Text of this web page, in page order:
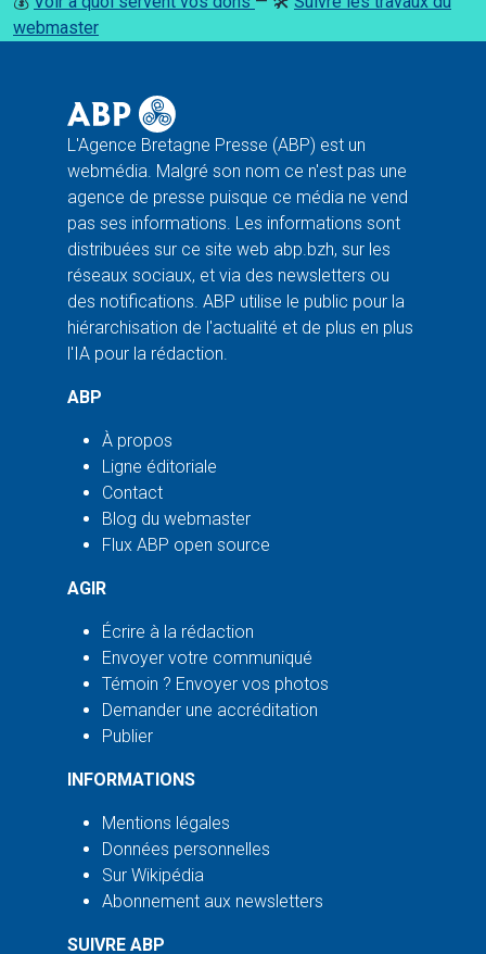
webmaster
L'Agence Bretagne Presse (ABP) est un
webmédia. Malgré son nom ce n'est pas une
agence de presse puisque ce média ne vend
pas ses informations. Les informations sont
distribuées sur ce site web abp.bzh, sur les
réseaux sociaux, et via des newsletters ou
des notifications. ABP utilise le public pour la
hiérarchisation de l'actualité et de plus en plus
l'IA pour la rédaction.
ABP
À propos
Ligne éditoriale
Contact
Blog du webmaster
Flux ABP open source
AGIR
Écrire à la rédaction
Envoyer votre communiqué
Témoin ? Envoyer vos photos
Demander une accréditation
Publier
INFORMATIONS
Mentions légales
Données personnelles
Sur Wikipédia
Abonnement aux newsletters
SUIVRE ABP